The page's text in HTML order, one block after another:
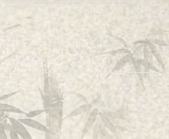
заниматься в
Профессор Бай
очень
Он